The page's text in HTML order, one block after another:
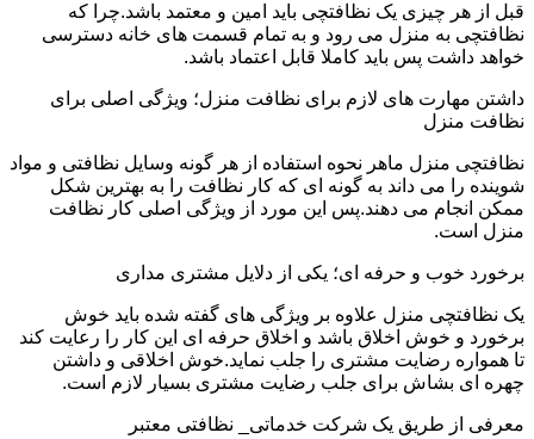
قبل از هر چیزی یک نظافتچی باید امین و معتمد باشد.چرا که
نظافتچی به منزل می رود و به تمام قسمت های خانه دسترسی
خواهد داشت پس باید کاملا قابل اعتماد باشد.
داشتن مهارت های لازم برای نظافت منزل؛ ویژگی اصلی برای
نظافت منزل
نظافتچی منزل ماهر نحوه استفاده از هر گونه وسایل نظافتی و مواد
شوینده را می داند به گونه ای که کار نظافت را به بهترین شکل
ممکن انجام می دهند.پس این مورد از ویژگی اصلی کار نظافت
منزل است.
برخورد خوب و حرفه ای؛ یکی از دلایل مشتری مداری
یک نظافتچی منزل علاوه بر ویژگی های گفته شده باید خوش
برخورد و خوش اخلاق باشد و اخلاق حرفه ای این کار را رعایت کند
تا همواره رضایت مشتری را جلب نماید.خوش اخلاقی و داشتن
چهره ای بشاش برای جلب رضایت مشتری بسیار لازم است.
معرفی از طریق یک شرکت خدماتی_ نظافتی معتبر